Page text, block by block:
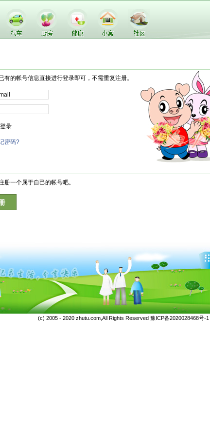
的帐号信息直接进行登录即可，不需重复注册。
录
密码?
一个属于自己的帐号吧。
(c) 2005 - 2020 zhutu.com,All Rights Reserved 豫ICP备2020028468号-1